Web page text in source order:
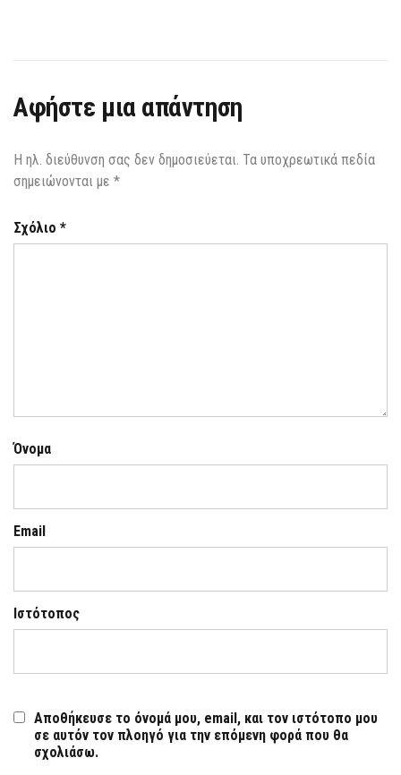
Αφήστε μια απάντηση
Η ηλ. διεύθυνση σας δεν δημοσιεύεται. Τα υποχρεωτικά πεδία
σημειώνονται με *
Σχόλιο *
Όνομα
Email
Ιστότοπος
Αποθήκευσε το όνομά μου, email, και τον ιστότοπο μου
σε αυτόν τον πλοηγό για την επόμενη φορά που θα
σχολιάσω.